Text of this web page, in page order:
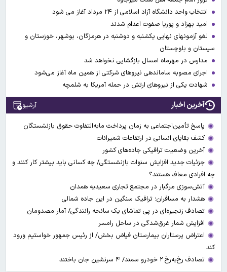
انتخاب واحد دانشگاه آزاد اسلامی از ۲۴ مرداد آغاز می شود
امید بهزاد و پوریا صفوت اعدام شدند
لغو آزمونهای نهایی یکشنبه و دوشنبه در هرمزگان، بوشهر، خوزستان و
سیستان و بلوچستان
مدارس در مهرماه امسال بازگشایی نخواهد شد
اجرای مصوبه ساماندهی نیرو‌های شرکتی از همین ماه آغاز می‌شود
شهادت یکی از نیروهای ارتش در حمله آمریکا به شلمچه
آخرین اخبار آرشیو
پاسخ تأمین‌اجتماعی به زمان پرداخت مابه‌التفاوت حقوق بازنشستگان
کشف بقایای انسانی در ارتفاعات شمیرانات
آخرین وضعیت ترافیکی جاده‌های کشور
جزئیات جدید افزایش سنوات بازنشستگی/ چه کسانی باید بیشتر کار کنند و
چه افرادی معاف هستند؟
آتش‌سوزی مرگبار در مجتمع تجاری سعیدیه همدان
هشدار به مسافران؛ ترافیک سنگین در این جاده شمالی
تصادف زنجیره‌ای در پی تماشای یک سانحه رانندگی/ آمار مصدومان
افزایش شمار غرق‌شدگی در ساحل رامسر
اعتراض پرستاران بیمارستان فیاض بخش/ از رئیس جمهور خواستیم ورود
کند
تصادف رخ‌به‌رخ ۲ خودرو سمند/ ۴ سرنشین جان باختند